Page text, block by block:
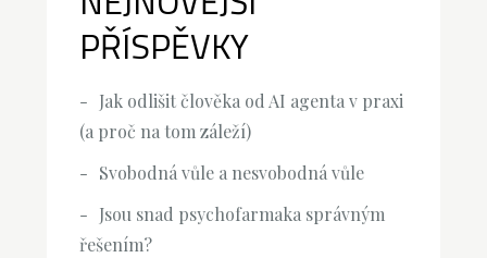
PŘÍSPĚVKY
Jak odlišit člověka od AI agenta v praxi
(a proč na tom záleží)
Svobodná vůle a nesvobodná vůle
Jsou snad psychofarmaka správným
řešením?